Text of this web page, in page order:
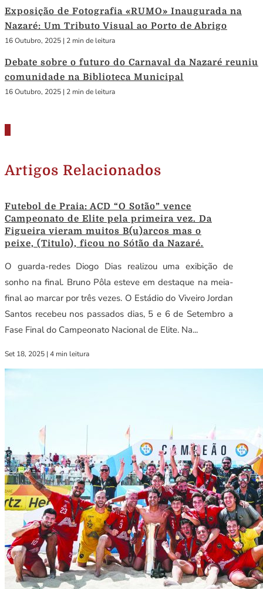
Exposição de Fotografia «RUMO» Inaugurada na
Nazaré: Um Tributo Visual ao Porto de Abrigo
16 Outubro, 2025 | 2 min de leitura
Debate sobre o futuro do Carnaval da Nazaré reuniu
comunidade na Biblioteca Municipal
16 Outubro, 2025 | 2 min de leitura
Artigos Relacionados
Futebol de Praia: ACD “O Sotão” vence
Campeonato de Elite pela primeira vez. Da
Figueira vieram muitos B(u)arcos mas o
peixe, (Titulo), ficou no Sótão da Nazaré.
O guarda-redes Diogo Dias realizou uma exibição de
sonho na final. Bruno Pôla esteve em destaque na meia-
final ao marcar por três vezes. O Estádio do Viveiro Jordan
Santos recebeu nos passados dias, 5 e 6 de Setembro a
Fase Final do Campeonato Nacional de Elite. Na...
Set 18, 2025 | 4 min leitura